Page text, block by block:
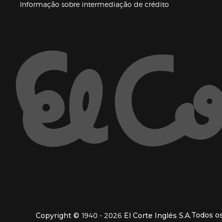
Informação sobre intermediação de crédito
Copyright © 1940 - 2026 El Corte Inglés S.A.Todos